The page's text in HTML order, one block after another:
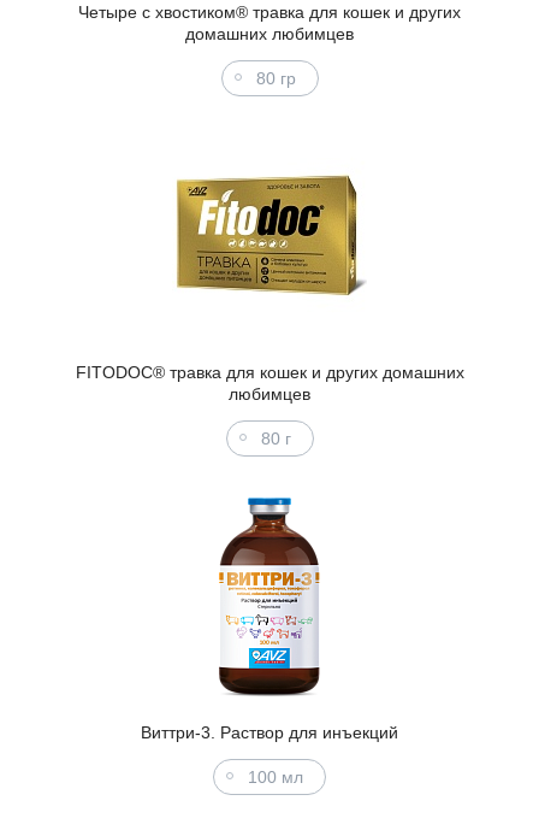
Четыре с хвостиком® травка для кошек и других
домашних любимцев
80 гр
FITODOC® травка для кошек и других домашних
любимцев
80 г
Виттри-3. Раствор для инъекций
100 мл